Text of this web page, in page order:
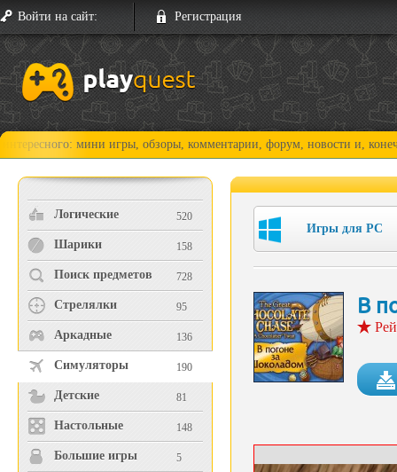
Войти на сайт: Регистрация
мини игры, обзоры, комментарии, форум, новости и, конечно,
Логические 520
Шарики 158
Поиск предметов 728
Стрелялки 95
Аркадные 136
Симуляторы 190
Детские 81
Настольные 148
Большие игры 5
Игры для PC
В